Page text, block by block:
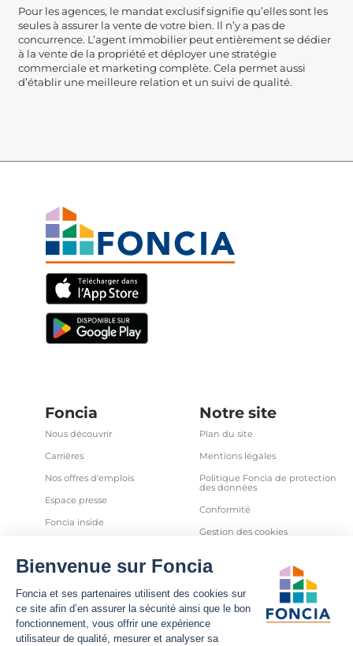
Pour les agences, le mandat exclusif signifie qu’elles sont les
seules à assurer la vente de votre bien. Il n’y a pas de
concurrence. L’agent immobilier peut entièrement se dédier
à la vente de la propriété et déployer une stratégie
commerciale et marketing complète. Cela permet aussi
d’établir une meilleure relation et un suivi de qualité.
Foncia
Nous découvrir
Carrières
Nos offres d'emplois
Espace presse
Foncia inside
Partenaires
Notre site
Plan du site
Mentions légales
Politique Foncia de protection
des données
Conformité
Gestion des cookies
et autres traceurs
Sécurité informatique
Déclaration d'accessibilité
Infos utiles Nous suivre